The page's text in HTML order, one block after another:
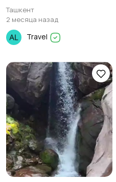
Ташкент
2 месяца назад
Travel